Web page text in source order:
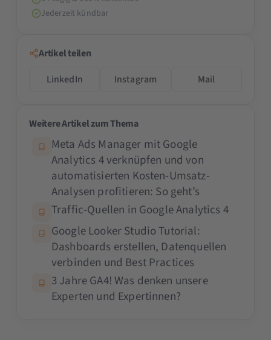
Jederzeit kündbar
Artikel teilen
LinkedIn
Instagram Mail
Weitere Artikel zum Thema
Meta Ads Manager mit Google
Analytics 4 verknüpfen und von
automatisierten Kosten-Umsatz-
Analysen profitieren: So geht’s
Traffic-Quellen in Google Analytics 4
Google Looker Studio Tutorial:
Dashboards erstellen, Datenquellen
verbinden und Best Practices
3 Jahre GA4! Was denken unsere
Experten und Expertinnen?